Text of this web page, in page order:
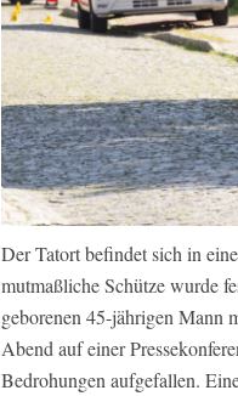
Der Tatort befindet sich in
mutmaßliche Schütze wurde
geborenen 45-jährigen Mann
Abend auf einer
Bedrohungen aufgefallen.